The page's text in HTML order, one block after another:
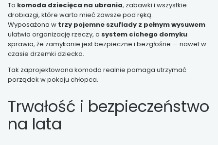
To komoda dziecięca na ubrania, zabawki i wszystkie
drobiazgi, które warto mieć zawsze pod ręką.
Wyposażona w trzy pojemne szuflady z pełnym wysuwem
ułatwia organizację rzeczy, a system cichego domyku
sprawia, że zamykanie jest bezpieczne i bezgłośne — nawet w
czasie drzemki dziecka.
Tak zaprojektowana komoda realnie pomaga utrzymać
porządek w pokoju chłopca.
Trwałość i bezpieczeństwo
na lata